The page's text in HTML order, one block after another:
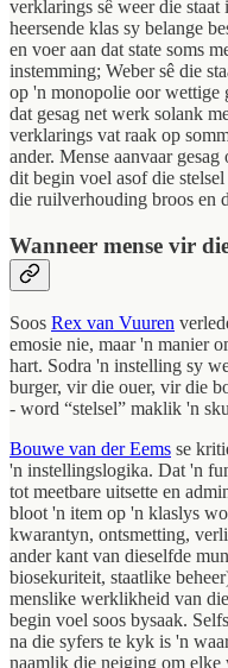
verklarings sê weer die
heersende klas sy belange
en voer aan dat state soms
instemming; Weber sê die
op 'n monopolie oor
dat gesag net werk solank
verklarings vat raak op
ander. Mense aanvaar
dit begin voel asof die
die ruilverhouding broos en
Wanneer mense vir
Soos Rex van Vuuren
emosie nie, maar 'n manier
hart. Sodra 'n instelling sy
burger, vir die ouer, vir die
- word “stelsel” maklik 'n
Bouwe van der Eems se
'n instellingslogika. Dat 'n
tot meetbare uitsette en
bloot 'n item op 'n klaslys
kwarantyn, ontsmetting,
ander kant van dieselfde
biosekuriteit, staatlike
menslike werklikheid van
begin voel soos bysaak. Selfs
na die syfers te kyk is 'n
naamlik die neiging om